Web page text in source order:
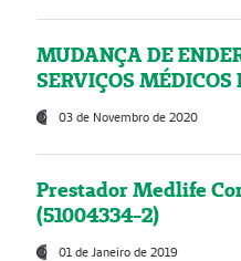
MUDANÇA DE
SERVIÇOS
03 de Novembro de 2020
Prestador Medlife
(51004334-2)
01 de Janeiro de 2019